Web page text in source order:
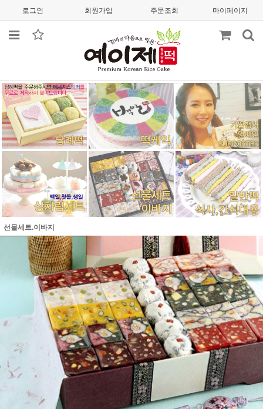
로그인 회원가입 주문조회 마이페이지
선물세트.이바지